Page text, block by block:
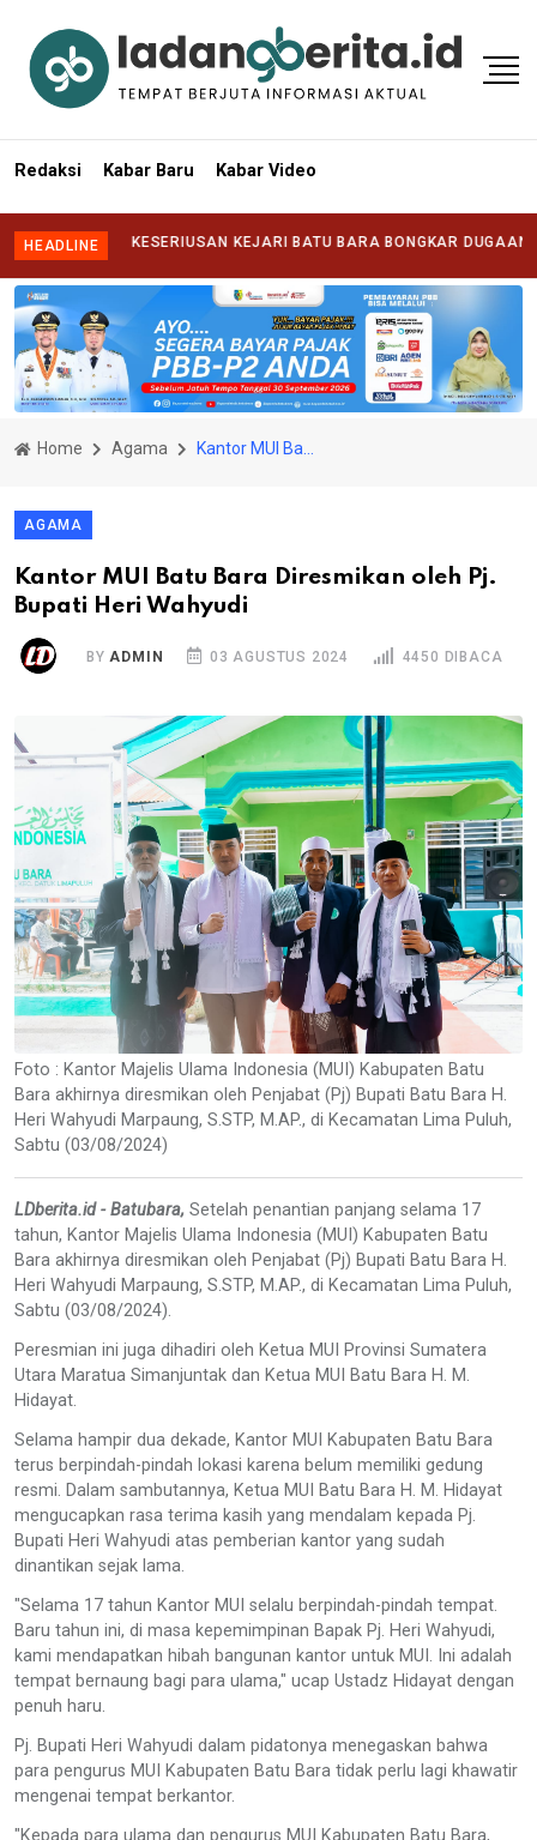
Redaksi Kabar Baru Kabar Video
HEADLINEKESERIUSAN KEJARI BATU BARA BONGKAR DUGAAN KORUPSI
Home Agama
AGAMA
Kantor MUI Batu Bara Diresmikan oleh Pj.
Bupati Heri Wahyudi
BY ADMIN 03 AGUSTUS 2024 4450 DIBACA
Foto : Kantor Majelis Ulama Indonesia (MUI) Kabupaten Batu
Bara akhirnya diresmikan oleh Penjabat (Pj) Bupati Batu Bara H.
Heri Wahyudi Marpaung, S.STP, M.AP., di Kecamatan Lima Puluh,
Sabtu (03/08/2024)
LDberita.id - Batubara, Setelah penantian panjang selama 17
tahun, Kantor Majelis Ulama Indonesia (MUI) Kabupaten Batu
Bara akhirnya diresmikan oleh Penjabat (Pj) Bupati Batu Bara H.
Heri Wahyudi Marpaung, S.STP, M.AP., di Kecamatan Lima Puluh,
Sabtu (03/08/2024).
Peresmian ini juga dihadiri oleh Ketua MUI Provinsi Sumatera
Utara Maratua Simanjuntak dan Ketua MUI Batu Bara H. M.
Hidayat.
Selama hampir dua dekade, Kantor MUI Kabupaten Batu Bara
terus berpindah-pindah lokasi karena belum memiliki gedung
resmi. Dalam sambutannya, Ketua MUI Batu Bara H. M. Hidayat
mengucapkan rasa terima kasih yang mendalam kepada Pj.
Bupati Heri Wahyudi atas pemberian kantor yang sudah
dinantikan sejak lama.
"Selama 17 tahun Kantor MUI selalu berpindah-pindah tempat.
Baru tahun ini, di masa kepemimpinan Bapak Pj. Heri Wahyudi,
kami mendapatkan hibah bangunan kantor untuk MUI. Ini adalah
tempat bernaung bagi para ulama," ucap Ustadz Hidayat dengan
penuh haru.
Pj. Bupati Heri Wahyudi dalam pidatonya menegaskan bahwa
para pengurus MUI Kabupaten Batu Bara tidak perlu lagi khawatir
mengenai tempat berkantor.